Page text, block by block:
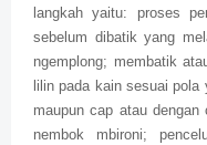
langkah yaitu: proses
sebelum dibatik yang
ngemplong; membatik
lilin pada kain sesuai
maupun cap atau
nembok mbironi;